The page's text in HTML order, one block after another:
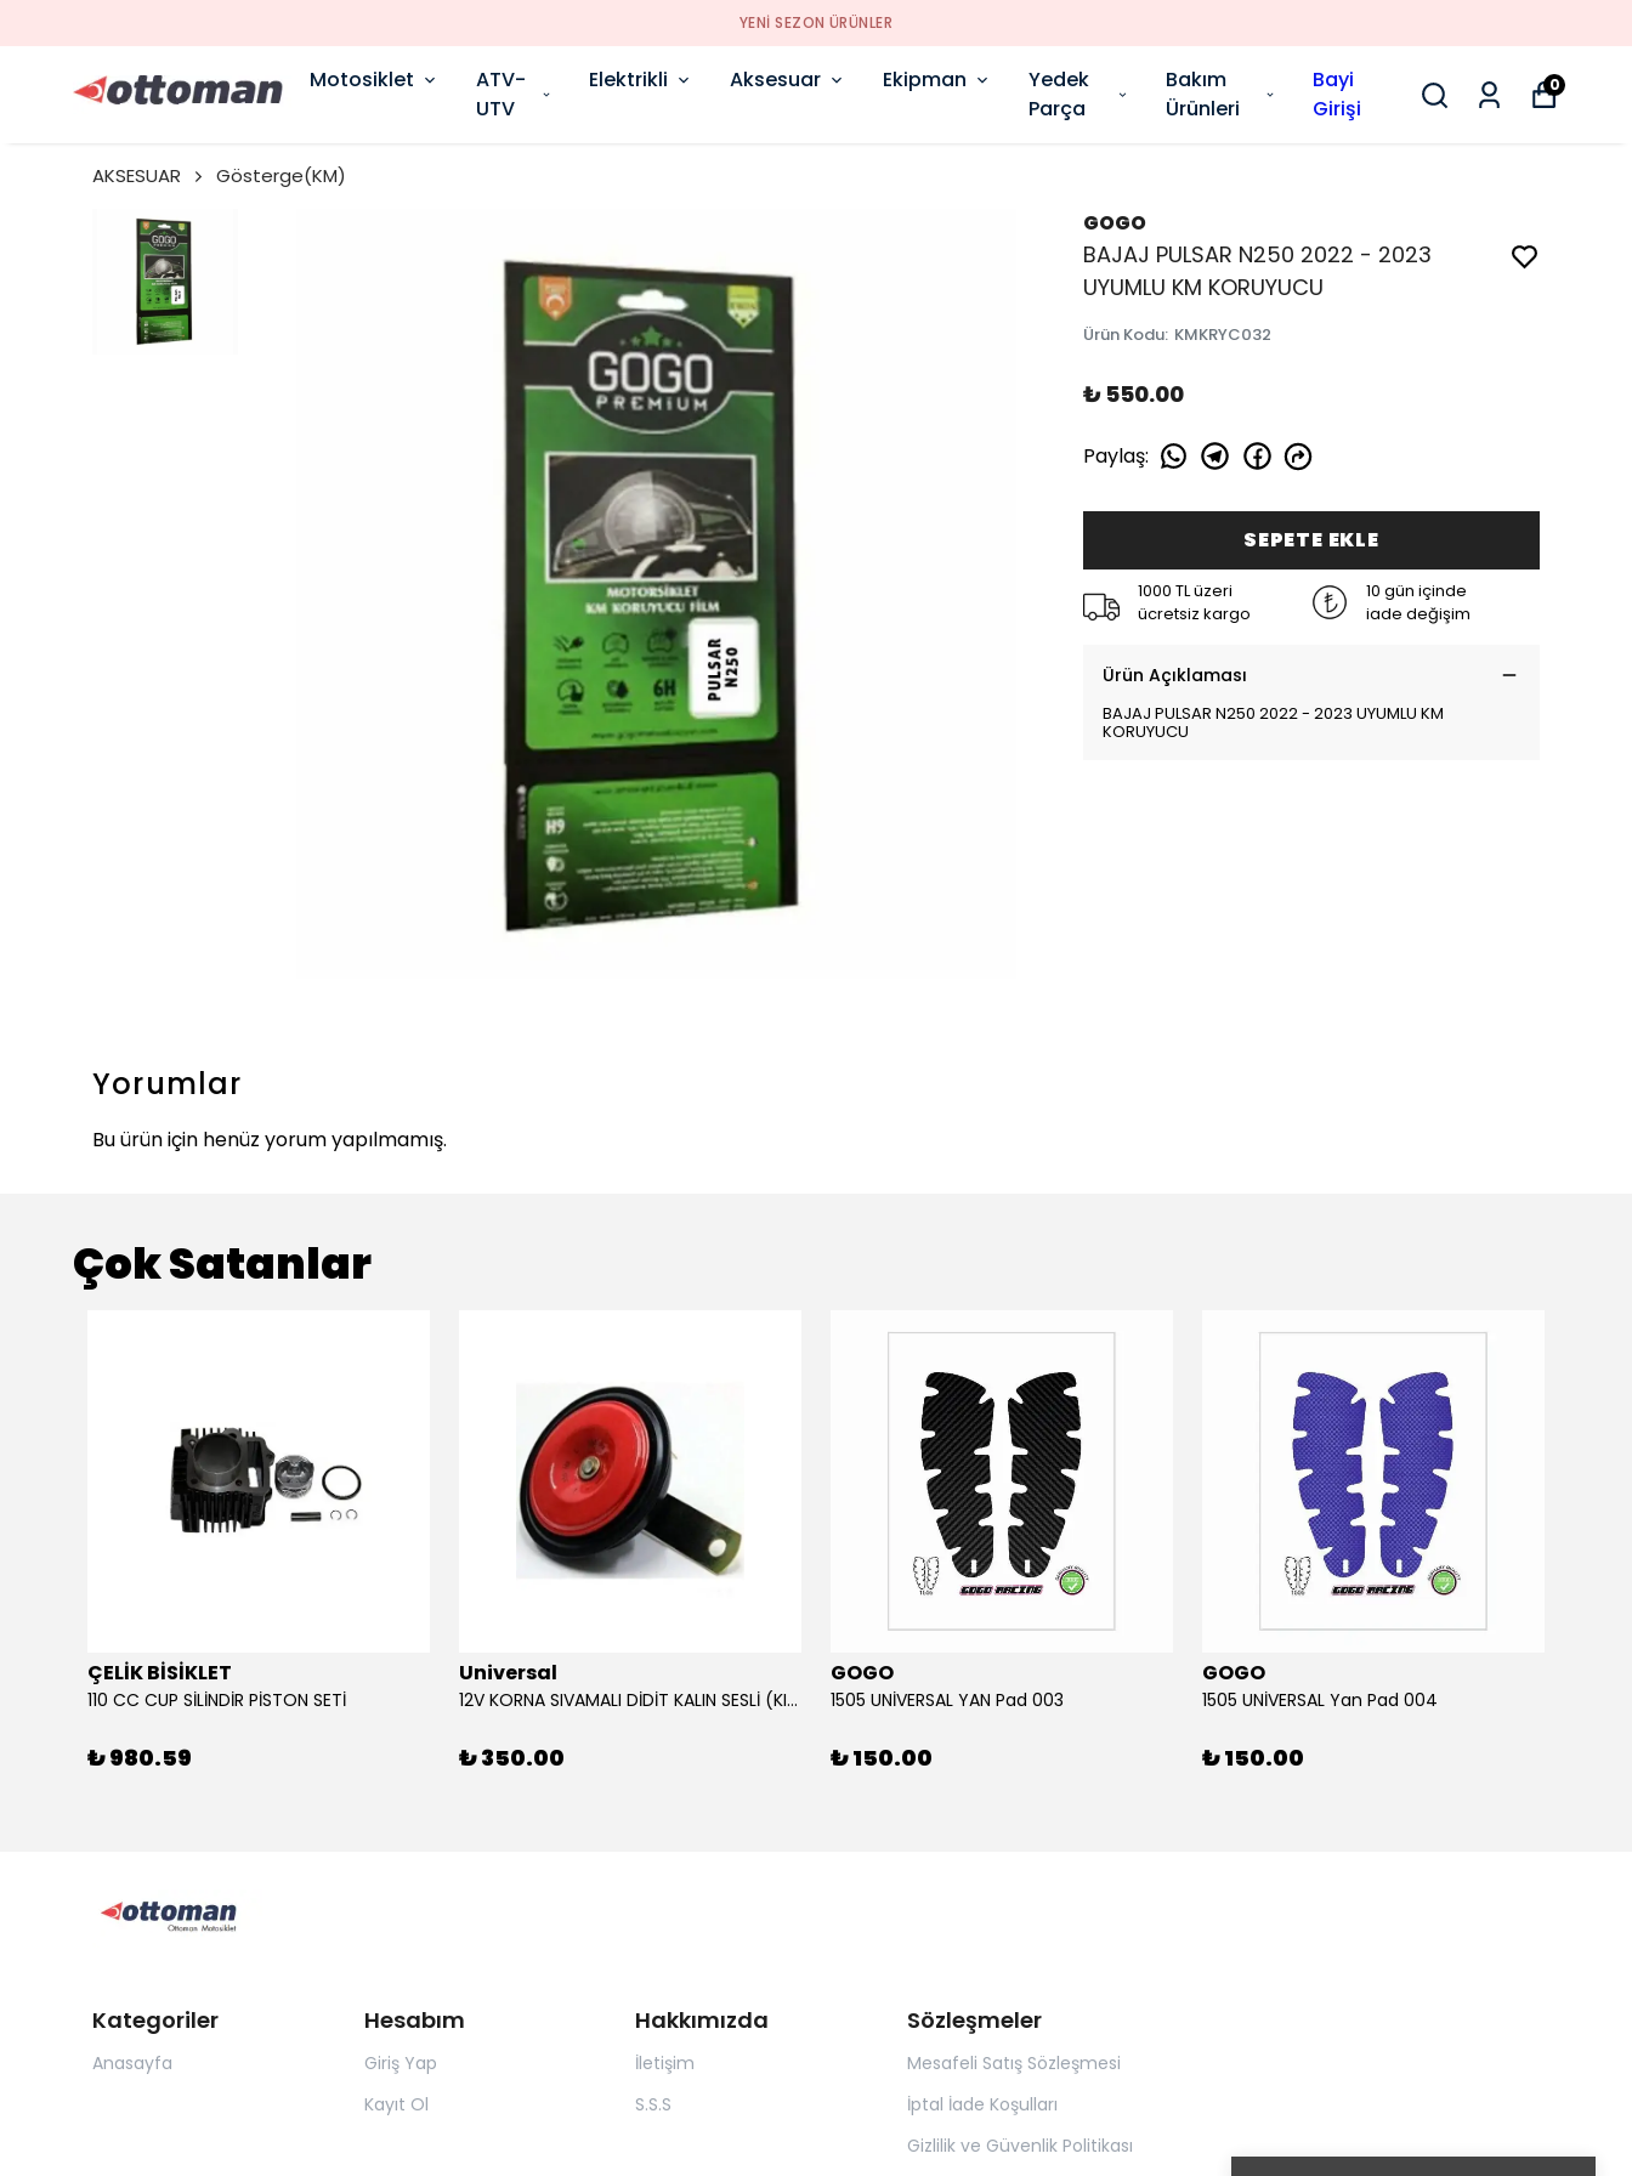
YENI SEZON ÜRÜNLER
Motosiklet
ATV-
UTV
Elektrikli Aksesuar Ekipman
Yedek
Parça
Bakım
Ürünleri
Bayi
Girişi
0
AKSESUAR Gösterge(KM)
GOGO
BAJAJ PULSAR N250 2022 - 2023
UYUMLU KM KORUYUCU
Ürün Kodu: KMKRYC032
₺ 550.00
Paylaş:
SEPETE EKLE
1000 TL üzeri
ücretsiz kargo
10 gün içinde
iade değişim
Ürün Açıklaması
BAJAJ PULSAR N250 2022 - 2023 UYUMLU KM
KORUYUCU
Yorumlar
Bu ürün için henüz yorum yapılmamış.
Çok Satanlar
ÇELİK BİSİKLET
110 CC CUP SİLİNDİR PİSTON SETİ
₺ 980.59
Universal
12V KORNA SIVAMALI DİDİT KALIN SESLİ (KIRMIZI)
₺ 350.00
GOGO
1505 UNİVERSAL YAN Pad 003
₺ 150.00
GOGO
1505 UNİVERSAL Yan Pad 004
₺ 150.00
Kategoriler
Anasayfa
Hesabım
Giriş Yap
Kayıt Ol
Hakkımızda
İletişim
S.S.S
Sözleşmeler
Mesafeli Satış Sözleşmesi
İptal İade Koşulları
Gizlilik ve Güvenlik Politikası